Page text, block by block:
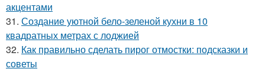
акцентами
31. Создание уютной бело-зеленой кухни в 10
квадратных метрах с лоджией
32. Как правильно сделать пирог отмостки: подсказки и
советы